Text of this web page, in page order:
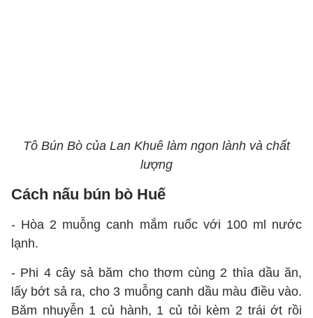
Tô Bún Bò của Lan Khuê làm ngon lành và chất
lượng
Cách nấu bún bò Huế
- Hòa 2 muỗng canh mắm ruốc với 100 ml nước
lạnh.
- Phi 4 cây sả băm cho thơm cùng 2 thìa dầu ăn,
lấy bớt sả ra, cho 3 muỗng canh dầu màu điều vào.
Băm nhuyễn 1 củ hành, 1 củ tỏi kèm 2 trái ớt rồi